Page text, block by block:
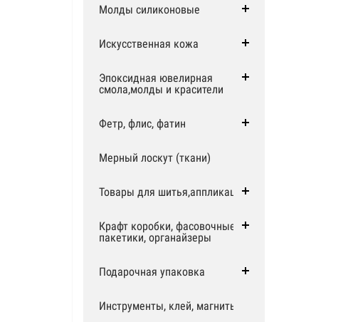
Молды силиконовые
Искусственная кожа
Эпоксидная ювелирная
смола,молды и красители
Фетр, флис, фатин
Мерный лоскут (ткани)
Товары для шитья,аппликации
Крафт коробки, фасовочные
пакетики, органайзеры
Подарочная упаковка
Инструменты, клей, магниты